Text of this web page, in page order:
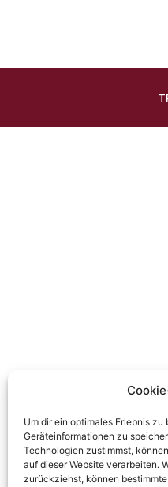
Um dir ein optimales Erlebnis
Geräteinformationen zu
Technologien zustimmst,
auf dieser Website verarbeiten.
zurückziehst, können